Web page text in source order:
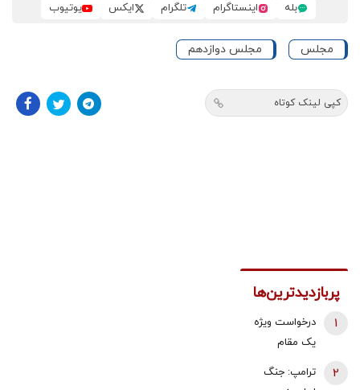
بله
اینستاگرام تلگرام ایکس یوتیوب
مجلس مجلس دوازدهم
کپی لینک کوتاه
پربازدیدترین‌ها
درخواست ویژه
یک مقام
جوانان: اگر
1
ترامپ: جنگ
2